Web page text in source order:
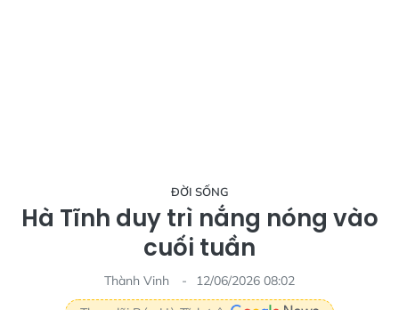
ĐỜI SỐNG
Hà Tĩnh duy trì nắng nóng vào
cuối tuần
Thành Vinh
12/06/2026 08:02